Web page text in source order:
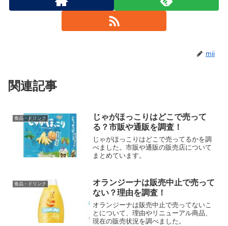
mii
関連記事
食品・ドリンク
じゃがほっこりはどこで売って
る？市販や通販を調査！
じゃがほっこりはどこで売ってるかを調
べました。市販や通販の販売店について
まとめています。
食品・ドリンク
オランジーナは販売中止で売って
ない？理由を調査！
オランジーナは販売中止で売ってないこ
とについて、理由やリニューアル商品、
現在の販売状況を調べました。